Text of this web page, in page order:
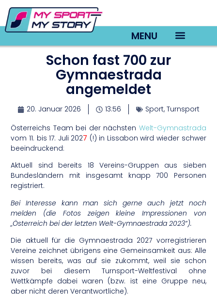
MENU
Schon fast 700 zur
Gymnaestrada
angemeldet
20. Januar 2026 13:56 Sport, Turnsport
Österreichs Team bei der nächsten Welt-Gymnastrada
vom 11. bis 17. Juli 2027 (!) in Lissabon wird wieder schwer
beeindruckend:
Aktuell sind bereits 18 Vereins-Gruppen aus sieben
Bundesländern mit insgesamt knapp 700 Personen
registriert.
Bei Interesse kann man sich gerne auch jetzt noch
melden (die Fotos zeigen kleine Impressionen von
„Österreich bei der letzten Welt-Gymnaestrada 2023“).
Die aktuell für die Gymnaestrada 2027 vorregistrieren
Vereine zeichnet übrigens eine Gemeinsamkeit aus: Alle
wissen bereits, was auf sie zukommt, weil sie schon
zuvor bei diesem Turnsport-Weltfestival ohne
Wettkämpfe dabei waren (bzw. ist eine Gruppe neu,
aber nicht deren Verantwortliche).